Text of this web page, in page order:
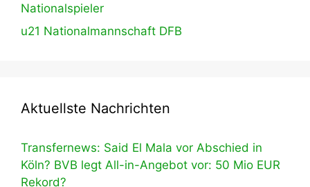
Nationalspieler
u21 Nationalmannschaft DFB
Aktuellste Nachrichten
Transfernews: Said El Mala vor Abschied in
Köln? BVB legt All-in-Angebot vor: 50 Mio EUR
Rekord?